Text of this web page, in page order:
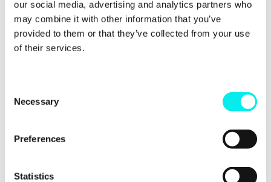
our social media, advertising and analytics partners who
may combine it with other information that you’ve
provided to them or that they’ve collected from your use
of their services.
Necessary
Preferences
Statistics
Weiterlesen